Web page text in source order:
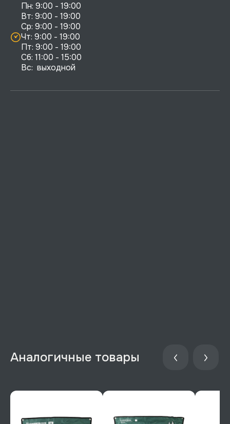
Пн: 9:00 - 19:00
Вт: 9:00 - 19:00
Ср: 9:00 - 19:00
Чт: 9:00 - 19:00
Пт: 9:00 - 19:00
Сб: 11:00 - 15:00
Вс:  выходной
Аналогичные товары